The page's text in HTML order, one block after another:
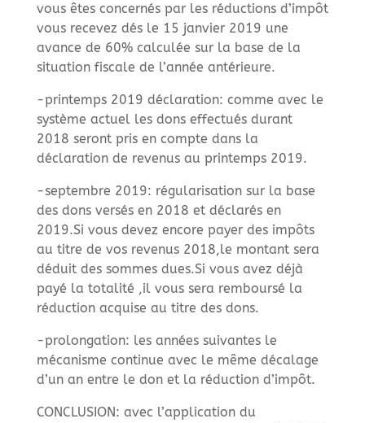
vous êtes concernés par les réductions d’impôt
vous recevez dés le 15 janvier 2019 une
avance de 60% calculée sur la base de la
situation fiscale de l’année antérieure.
-printemps 2019 déclaration: comme avec le
système actuel les dons effectués durant
2018 seront pris en compte dans la
déclaration de revenus au printemps 2019.
-septembre 2019: régularisation sur la base
des dons versés en 2018 et déclarés en
2019.Si vous devez encore payer des impôts
au titre de vos revenus 2018,le montant sera
déduit des sommes dues.Si vous avez déjà
payé la totalité ,il vous sera remboursé la
réduction acquise au titre des dons.
-prolongation: les années suivantes le
mécanisme continue avec le même décalage
d’un an entre le don et la réduction d’impôt.
CONCLUSION: avec l’application du